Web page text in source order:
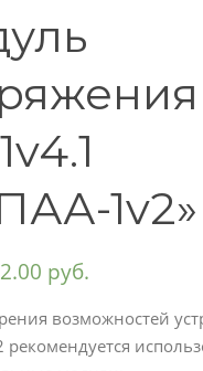
1v2»
руб.
возможностей